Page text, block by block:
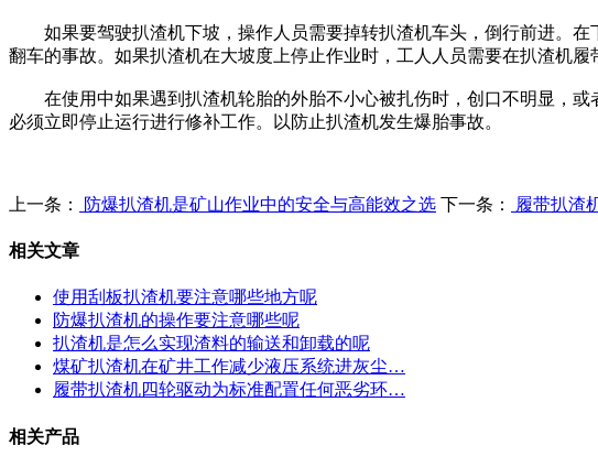
如果要驾驶扒渣机下坡，操作人员需要掉转扒渣机车头，倒行前进。在
翻车的事故。如果扒渣机在大坡度上停止作业时，工人人员需要在扒渣机履
在使用中如果遇到扒渣机轮胎的外胎不小心被扎伤时，创口不明显，或
必须立即停止运行进行修补工作。以防止扒渣机发生爆胎事故。
上一条： 防爆扒渣机是矿山作业中的安全与高能效之选 下一条： 履带扒渣
相关文章
使用刮板扒渣机要注意哪些地方呢
防爆扒渣机的操作要注意哪些呢
扒渣机是怎么实现渣料的输送和卸载的呢
煤矿扒渣机在矿井工作减少液压系统进灰尘…
履带扒渣机四轮驱动为标准配置任何恶劣环…
相关产品